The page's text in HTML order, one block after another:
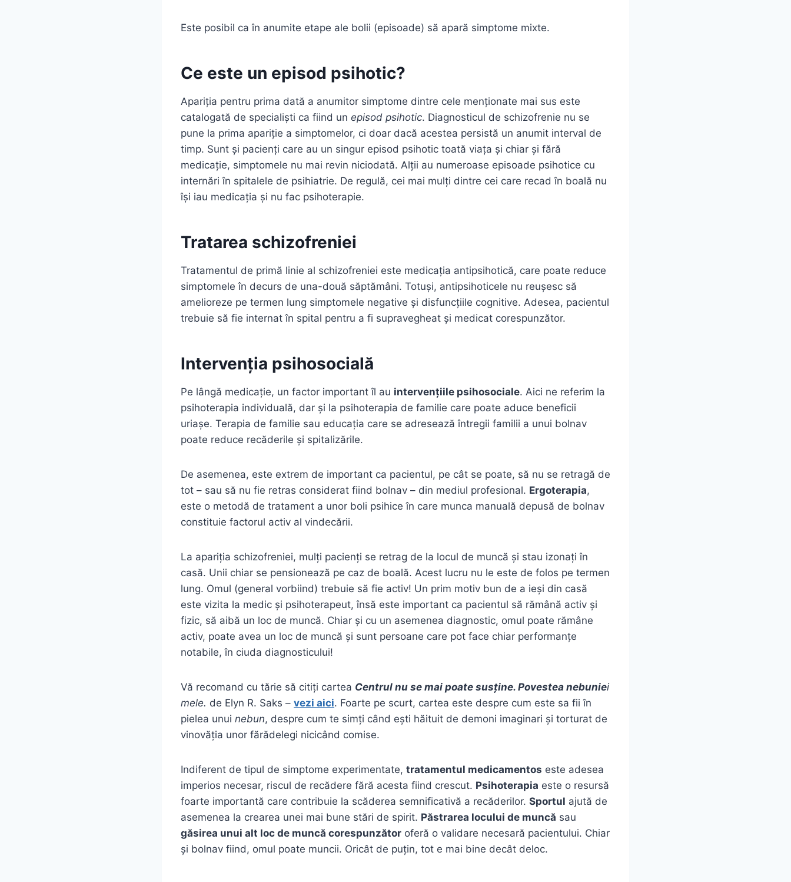
Este posibil ca în anumite etape ale bolii (episoade) să apară simptome mixte.
Ce este un episod psihotic?
Apariția pentru prima dată a anumitor simptome dintre cele menționate mai sus este
catalogată de specialiști ca fiind un episod psihotic. Diagnosticul de schizofrenie nu se
pune la prima apariție a simptomelor, ci doar dacă acestea persistă un anumit interval de
timp. Sunt și pacienți care au un singur episod psihotic toată viața și chiar și fără
medicație, simptomele nu mai revin niciodată. Alții au numeroase episoade psihotice cu
internări în spitalele de psihiatrie. De regulă, cei mai mulți dintre cei care recad în boală nu
își iau medicația și nu fac psihoterapie.
Tratarea schizofreniei
Tratamentul de primă linie al schizofreniei este medicația antipsihotică, care poate reduce
simptomele în decurs de una-două săptămâni. Totuși, antipsihoticele nu reușesc să
amelioreze pe termen lung simptomele negative și disfuncțiile cognitive. Adesea, pacientul
trebuie să fie internat în spital pentru a fi supravegheat și medicat corespunzător.
Intervenția psihosocială
Pe lângă medicație, un factor important îl au intervențiile psihosociale. Aici ne referim la
psihoterapia individuală, dar și la psihoterapia de familie care poate aduce beneficii
uriașe. Terapia de familie sau educația care se adresează întregii familii a unui bolnav
poate reduce recăderile și spitalizările.
De asemenea, este extrem de important ca pacientul, pe cât se poate, să nu se retragă de
tot – sau să nu fie retras considerat fiind bolnav – din mediul profesional. Ergoterapia,
este o metodă de tratament a unor boli psihice în care munca manuală depusă de bolnav
constituie factorul activ al vindecării.
La apariția schizofreniei, mulți pacienți se retrag de la locul de muncă și stau izonați în
casă. Unii chiar se pensionează pe caz de boală. Acest lucru nu le este de folos pe termen
lung. Omul (general vorbiind) trebuie să fie activ! Un prim motiv bun de a ieși din casă
este vizita la medic și psihoterapeut, însă este important ca pacientul să rămână activ și
fizic, să aibă un loc de muncă. Chiar și cu un asemenea diagnostic, omul poate rămâne
activ, poate avea un loc de muncă și sunt persoane care pot face chiar performanțe
notabile, în ciuda diagnosticului!
Vă recomand cu tărie să citiți cartea Centrul nu se mai poate susține. Povestea nebuniei
mele. de Elyn R. Saks – vezi aici. Foarte pe scurt, cartea este despre cum este sa fii în
pielea unui nebun, despre cum te simți când ești hăituit de demoni imaginari și torturat de
vinovăția unor fărădelegi nicicând comise.
Indiferent de tipul de simptome experimentate, tratamentul medicamentos este adesea
imperios necesar, riscul de recădere fără acesta fiind crescut. Psihoterapia este o resursă
foarte importantă care contribuie la scăderea semnificativă a recăderilor. Sportul ajută de
asemenea la crearea unei mai bune stări de spirit. Păstrarea locului de muncă sau
găsirea unui alt loc de muncă corespunzător oferă o validare necesară pacientului. Chiar
și bolnav fiind, omul poate muncii. Oricât de puțin, tot e mai bine decât deloc.